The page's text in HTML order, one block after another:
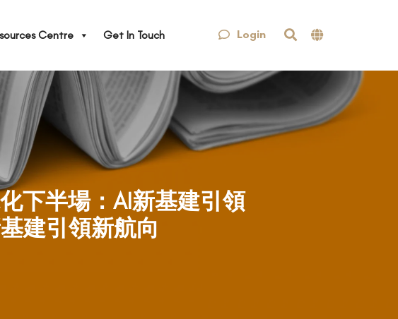
Centre Get In Touch Login
下半場：AI新基建引領
建引領新航向